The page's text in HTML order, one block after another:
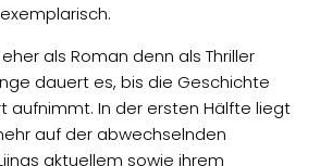
als Roman denn als Thriller
dauert es, bis die Geschichte
aufnimmt. In der ersten Hälfte liegt
auf der abwechselnden
aktuellem sowie ihrem